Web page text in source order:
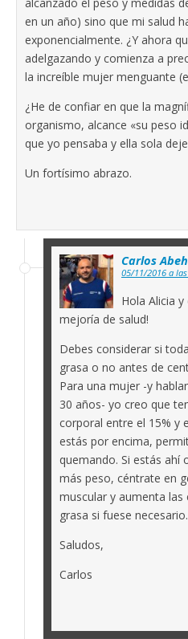
en un año) sino que mi salud
exponencialmente. ¿Y ahora
adelgazando y comienza a
la increíble mujer menguante
¿He de confiar en que la
organismo, alcance «su peso
que yo pensaba y ella sola
Un fortísimo abrazo.
Carlos
05/11/2016 a
Hola Alicia
mejoría de salud!
Debes considerar si
grasa o no antes de
Para una mujer -y
30 años- yo creo que
corporal entre el 15% y
estás por encima,
quemando. Si estás ahí
más peso, céntrate en
muscular y aumenta
grasa si fuese necesario.
Saludos,
Carlos